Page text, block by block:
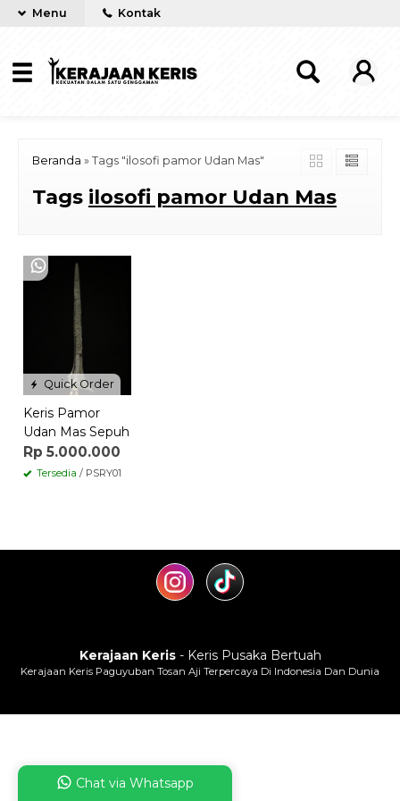
Menu Kontak
Beranda » Tags "ilosofi pamor Udan Mas"
Tags ilosofi pamor Udan Mas
Quick Order
Keris Pamor
Udan Mas Sepuh
Rp 5.000.000
Tersedia / PSRY01
Kerajaan Keris- Keris Pusaka Bertuah
Kerajaan Keris Paguyuban Tosan Aji Terpercaya Di Indonesia Dan Dunia
Chat via Whatsapp